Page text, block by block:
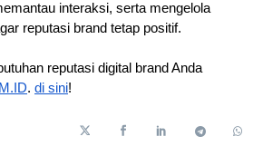
interaksi, serta mengelola
reputasi brand tetap positif.
reputasi digital brand Anda
. di sini!